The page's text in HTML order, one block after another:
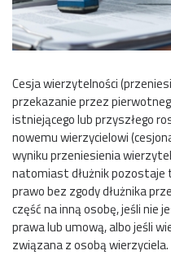
Cesja wierzytelności
przekazanie przez
istniejącego lub przyszłego
nowemu wierzycielowi
wyniku przeniesienia
natomiast dłużnik pozostaje
prawo bez zgody dłużnika
część na inną osobę, jeśli nie
prawa lub umową, albo jeśli
związana z osobą wierzyciela.